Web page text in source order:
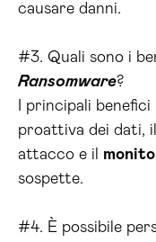
causare danni.
#3. Quali sono i
Ransomware?
I principali
proattiva dei dati,
attacco e il
sospette.
#4. È possibile